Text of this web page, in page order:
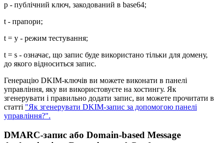
p - публічний ключ, закодований в base64;
t - прапори;
t = y - режим тестування;
t = s - означає, що запис буде використано тільки для домену,
до якого відноситься запис.
Генерацію DKIM-ключів ви можете виконати в панелі
управління, яку ви використовуєте на хостингу. Як
згенерувати і правильно додати запис, ви можете прочитати в
статті "Як згенерувати DKIM-запис за допомогою панелі
управління?".
DMARC-запис або Domain-based Message